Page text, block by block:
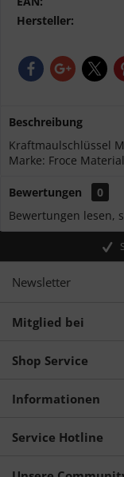
Hersteller:
Beschreibung
Kraftmaulschlüssel
Marke: Froce
Bewertungen
0
Bewertungen lesen,
Newsletter
Mitglied bei
Shop Service
Informationen
Service Hotline